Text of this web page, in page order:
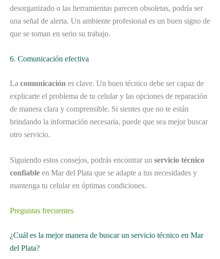
desorganizado o las herramientas parecen obsoletas, podría ser
una señal de alerta. Un ambiente profesional es un buen signo de
que se toman en serio su trabajo.
6. Comunicación efectiva
La comunicación es clave. Un buen técnico debe ser capaz de
explicarte el problema de tu celular y las opciones de reparación
de manera clara y comprensible. Si sientes que no te están
brindando la información necesaria, puede que sea mejor buscar
otro servicio.
Siguiendo estos consejos, podrás encontrar un servicio técnico
confiable en Mar del Plata que se adapte a tus necesidades y
mantenga tu celular en óptimas condiciones.
Preguntas frecuentes
¿Cuál es la mejor manera de buscar un servicio técnico en Mar
del Plata?